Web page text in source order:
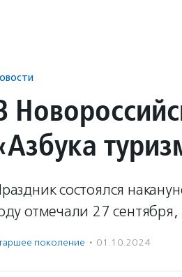
состоялся
отмечали 27
поколение · 01.10.2024